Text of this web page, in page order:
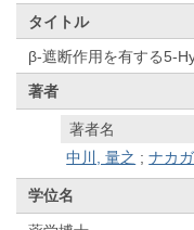
タイトル
β-遮断作用を有する5-
著者
著者名
中川, 量之 ;ナカ
学位名